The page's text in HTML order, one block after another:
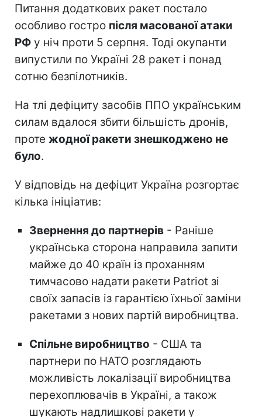
Питання додаткових ракет постало
особливо гостро після масованої атаки
РФ у ніч проти 5 серпня. Тоді окупанти
випустили по Україні 28 ракет і понад
сотню безпілотників.
На тлі дефіциту засобів ППО українським
силам вдалося збити більшість дронів,
проте жодної ракети знешкоджено не
було.
У відповідь на дефіцит Україна розгортає
кілька ініціатив:
Звернення до партнерів - Раніше
українська сторона направила запити
майже до 40 країн із проханням
тимчасово надати ракети Patriot зі
своїх запасів із гарантією їхньої заміни
ракетами з нових партій виробництва.
Спільне виробництво - США та
партнери по НАТО розглядають
можливість локалізації виробництва
перехоплювачів в Україні, а також
шукають надлишкові ракети у